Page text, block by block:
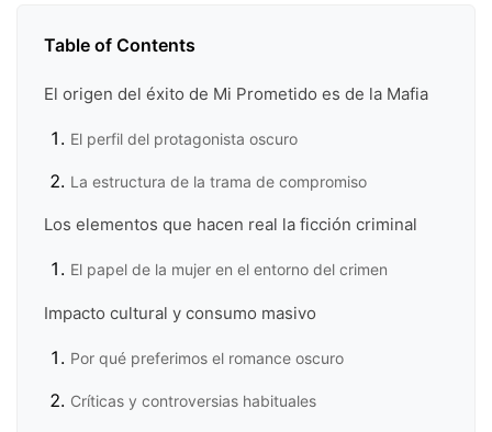
Table of Contents
El origen del éxito de Mi Prometido es de la Mafia
El perfil del protagonista oscuro
La estructura de la trama de compromiso
Los elementos que hacen real la ficción criminal
El papel de la mujer en el entorno del crimen
Impacto cultural y consumo masivo
Por qué preferimos el romance oscuro
Críticas y controversias habituales